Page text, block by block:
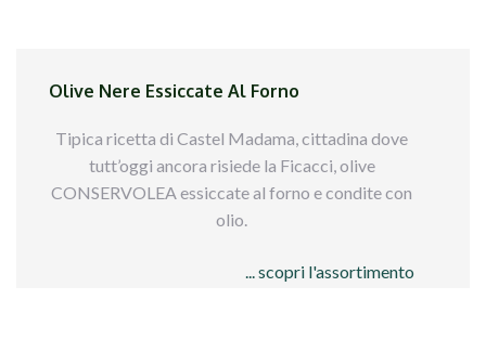
Olive Nere Essiccate Al Forno
Tipica ricetta di Castel Madama, cittadina dove
tutt’oggi ancora risiede la Ficacci, olive
CONSERVOLEA essiccate al forno e condite con
olio.
Qui sotto trovi tutti i formati disponibili per
... scopri l'assortimento